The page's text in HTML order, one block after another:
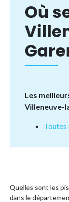
Où
Les
Villeneuve-
Toutes
Quelles sont les
dans le